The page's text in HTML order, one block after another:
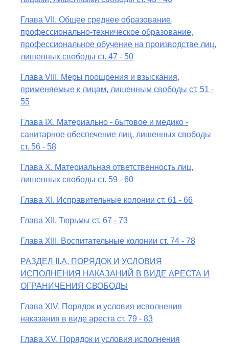
Глава VII. Общее среднее образование,
профессионально-техническое образование,
профессиональное обучение на производстве лиц,
лишенных свободы ст. 47 - 50
Глава VIII. Меры поощрения и взыскания,
применяемые к лицам, лишенным свободы ст. 51 -
55
Глава IX. Материально - бытовое и медико -
санитарное обеспечение лиц, лишенных свободы
ст. 56 - 58
Глава X. Материальная ответственность лиц,
лишенных свободы ст. 59 - 60
Глава XI. Исправительные колонии ст. 61 - 66
Глава XII. Тюрьмы ст. 67 - 73
Глава XIII. Воспитательные колонии ст. 74 - 78
РАЗДЕЛ II.А. ПОРЯДОК И УСЛОВИЯ
ИСПОЛНЕНИЯ НАКАЗАНИЙ В ВИДЕ АРЕСТА И
ОГРАНИЧЕНИЯ СВОБОДЫ
Глава XIV. Порядок и условия исполнения
наказания в виде ареста ст. 79 - 83
Глава XV. Порядок и условия исполнения